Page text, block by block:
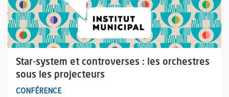
Star-system et controverses : les orchestres
sous les projecteurs
CONFÉRENCE